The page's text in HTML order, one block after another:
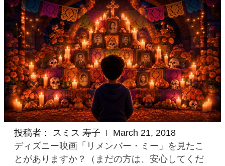
投稿者： スミス 寿子
March 21, 2018
ディズニー映画「リメンバー・ミー」を見たこ
とがありますか？（まだの方は、安心してくだ